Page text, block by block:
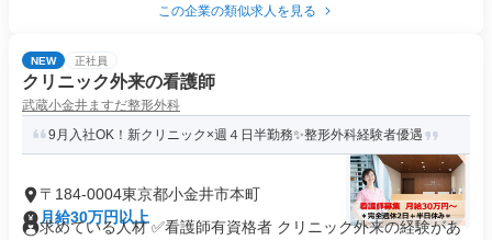
この企業の類似求人を見る
NEW 正社員
クリニック外来の看護師
武蔵小金井ますだ整形外科
9月入社OK！新クリニック×週４日半勤務✨整形外科経験者優遇
〒184-0004東京都小金井市本町
月給30万円以上
求めている人材 ✅看護師有資格者 クリニック外来の経験があ